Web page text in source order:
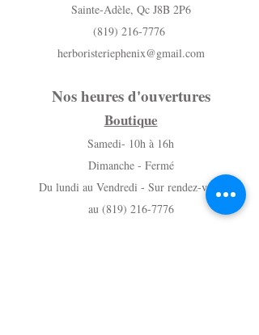
Sainte-Adèle, Qc J8B 2P6
(819) 216-7776
herboristeriephenix@gmail.com
Nos heures d'ouvertures
Boutique
Samedi- 10h à 16h
Dimanche - Fermé
Du lundi au Vendredi - Sur rendez-vous
au (819) 216-7776